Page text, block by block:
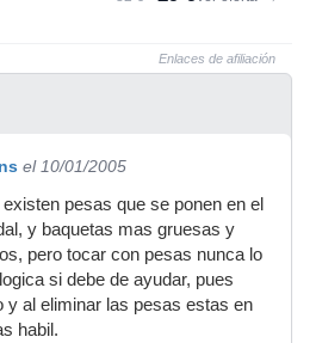
Enlaces de afiliación
el 10/01/2005
pesas que se ponen en el
y baquetas mas gruesas y
pero tocar con pesas nunca lo
si debe de ayudar, pues
y al eliminar las pesas estas en
habil.